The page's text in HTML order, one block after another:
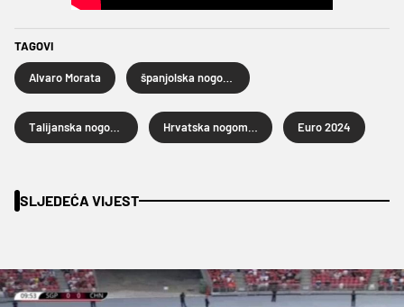
TAGOVI
Alvaro Morata
Euro 2024
SLJEDEĆA VIJEST